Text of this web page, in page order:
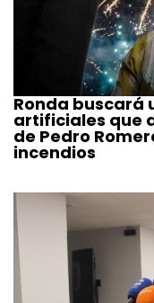
Ronda buscará
artificiales que
de Pedro
incendios